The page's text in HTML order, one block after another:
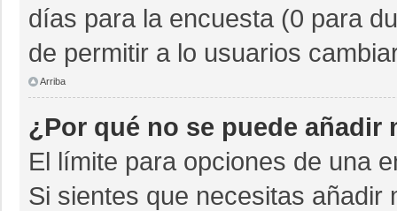
días para la encuesta (0 para
de permitir a lo usuarios
Arriba
¿Por qué no se puede añadir
El límite para opciones de una
Si sientes que necesitas añadir